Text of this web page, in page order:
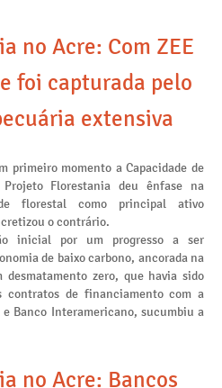
no Acre: Com ZEE
foi capturada pelo
extensiva
primeiro momento a Capacidade de
Florestania deu ênfase na
florestal como principal ativo
o contrário.
inicial por um progresso a ser
de baixo carbono, ancorada na
desmatamento zero, que havia sido
contratos de financiamento com a
Banco Interamericano, sucumbiu a
no Acre: Bancos